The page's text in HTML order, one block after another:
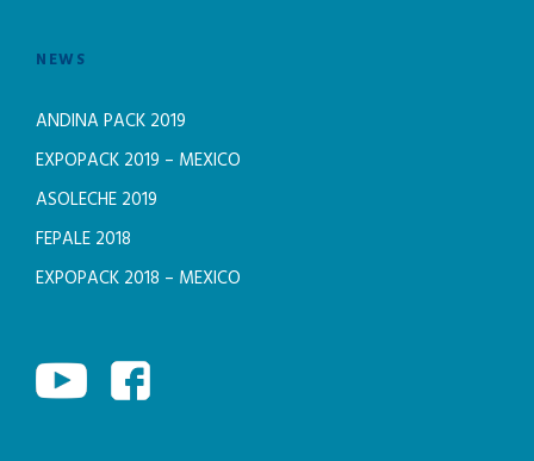
NEWS
ANDINA PACK 2019
EXPOPACK 2019 – MEXICO
ASOLECHE 2019
FEPALE 2018
EXPOPACK 2018 – MEXICO